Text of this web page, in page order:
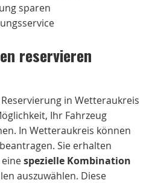
sparen
reservieren
in Wetteraukreis
Ihr Fahrzeug
In Wetteraukreis können
Sie erhalten
spezielle Kombination
auszuwählen. Diese